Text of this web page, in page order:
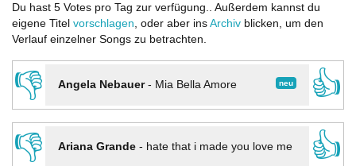
Du hast 5 Votes pro Tag zur verfügung.. Außerdem kannst du
eigene Titel vorschlagen, oder aber ins Archiv blicken, um den
Verlauf einzelner Songs zu betrachten.
👎 neu
Angela Nebauer- Mia Bella Amore
👍
👎
Ariana Grande- hate that i made you love me
👍